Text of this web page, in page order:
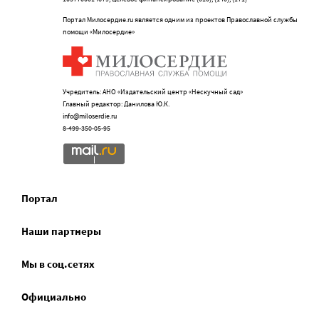
Портал Милосердие.ru является одним из проектов Православной службы
помощи «Милосердие»
Учредитель: АНО «Издательский центр «Нескучный сад»
Главный редактор: Данилова Ю.К.
info@miloserdie.ru
8-499-350-05-95
Портал
Наши партнеры
Мы в соц.сетях
Официально